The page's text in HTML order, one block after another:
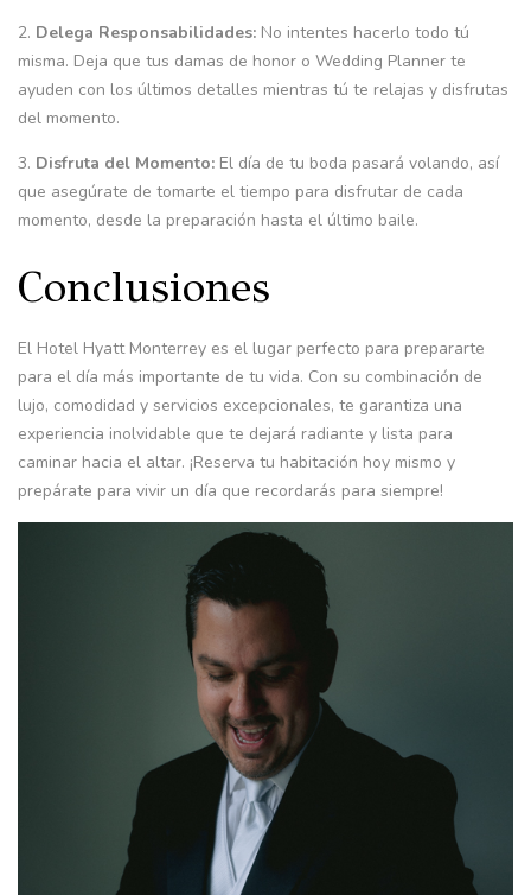
2. Delega Responsabilidades: No intentes hacerlo todo tú
misma. Deja que tus damas de honor o Wedding Planner te
ayuden con los últimos detalles mientras tú te relajas y disfrutas
del momento.
3. Disfruta del Momento: El día de tu boda pasará volando, así
que asegúrate de tomarte el tiempo para disfrutar de cada
momento, desde la preparación hasta el último baile.
Conclusiones
El Hotel Hyatt Monterrey es el lugar perfecto para prepararte
para el día más importante de tu vida. Con su combinación de
lujo, comodidad y servicios excepcionales, te garantiza una
experiencia inolvidable que te dejará radiante y lista para
caminar hacia el altar. ¡Reserva tu habitación hoy mismo y
prepárate para vivir un día que recordarás para siempre!